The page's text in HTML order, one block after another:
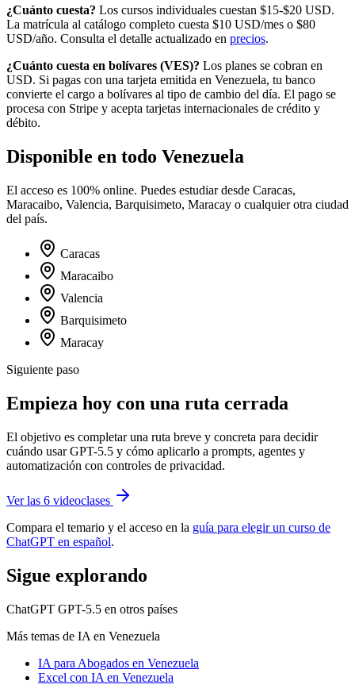
¿Cuánto cuesta? Los cursos individuales cuestan $15-$20 USD.
La matrícula al catálogo completo cuesta $10 USD/mes o $80
USD/año. Consulta el detalle actualizado en precios.
¿Cuánto cuesta en bolívares (VES)? Los planes se cobran en
USD. Si pagas con una tarjeta emitida en Venezuela, tu banco
convierte el cargo a bolívares al tipo de cambio del día. El pago se
procesa con Stripe y acepta tarjetas internacionales de crédito y
débito.
Disponible en todo Venezuela
El acceso es 100% online. Puedes estudiar desde Caracas,
Maracaibo, Valencia, Barquisimeto, Maracay o cualquier otra ciudad
del país.
Caracas
Maracaibo
Valencia
Barquisimeto
Maracay
Siguiente paso
Empieza hoy con una ruta cerrada
El objetivo es completar una ruta breve y concreta para decidir
cuándo usar GPT-5.5 y cómo aplicarlo a prompts, agentes y
automatización con controles de privacidad.
Ver las 6 videoclases
Compara el temario y el acceso en la guía para elegir un curso de
ChatGPT en español.
Sigue explorando
ChatGPT GPT-5.5 en otros países
Más temas de IA en Venezuela
IA para Abogados en Venezuela
Excel con IA en Venezuela